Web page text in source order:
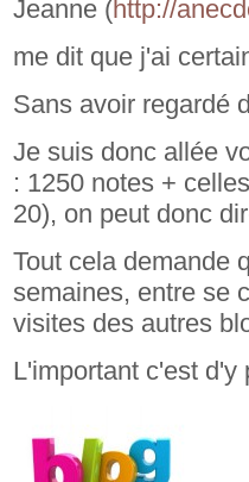
Jeanne (http://
me dit que j'ai
Sans avoir regardé
Je suis donc allée
: 1250 notes +
20), on peut donc
Tout cela demande
semaines, entre se
visites des autres
L'important c'est d'y